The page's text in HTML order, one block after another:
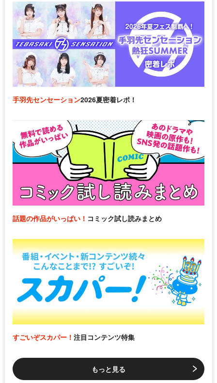
手羽先センセーション2026夏密着レポ！
話題の作品がいっぱい！ コミック試し読みまとめ
すごいぞスカパー！ 注目コンテンツ特集
もっと見る